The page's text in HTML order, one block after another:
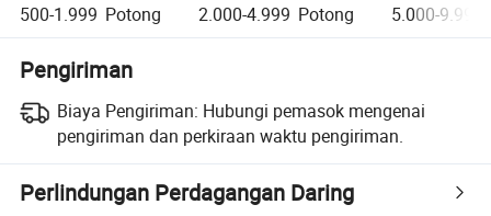
500-1.999 Potong 2.000-4.999 Potong 5.000-9.999
Pengiriman
Biaya Pengiriman: Hubungi pemasok mengenai
pengiriman dan perkiraan waktu pengiriman.
Perlindungan Perdagangan Daring